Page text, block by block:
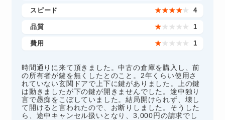
スピード ★★★★★ 4
品質 ★ ★ ★ ★ ★ 1
費用 ★ ★ ★ ★ ★ 1
時間通りに来て頂きました。中古の倉庫を購入し、前
の所有者が鍵を無くしたとのこと。2年くらい使用さ
れていない玄関ドアで上下に鍵がありました。上の鍵
は動きましたが下の鍵が開きませんでした。途中独り
言で愚痴をこぼしていました。結局開けられず、壊し
て開けると言われたので、お断りしました。そうした
ら、途中キャンセル扱いとなり、3,000円の請求でし